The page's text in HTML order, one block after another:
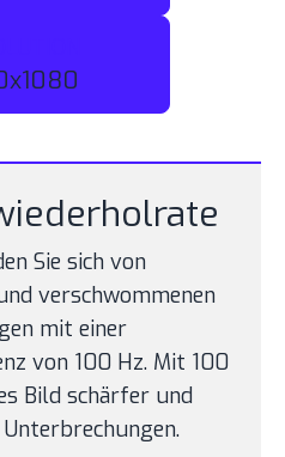
Sie sich von
verschwommenen
mit einer
von 100 Hz. Mit 100
Bild schärfer und